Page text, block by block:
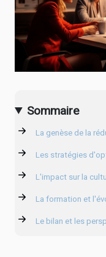
Sommaire
La genèse de la
Les stratégies
L'impact sur la
La formation et
Le bilan et les